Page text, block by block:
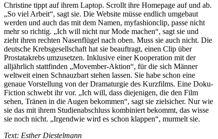
Christine tippt auf ihrem Laptop. Scrollt ihre Homepage auf und ab.
„So viel Arbeit“, sagt sie. Die Website müsse endlich umgebaut
werden und auch das mit dem Namen, myfashionclip, passe nicht
mehr so richtig. „Ich will nicht nur Mode machen“, sagt sie und
zieht ihren rechten Nasenflügel nach oben. Muss sie auch nicht. Die
deutsche Krebsgesellschaft hat sie beauftragt, einen Clip über
Prostatakrebs umzusetzen. Inklusive einer Kooperation mit der
alljährlich stattfinden „Movember-Aktion“, für die sich Männer
weltweit einen Schnauzbart stehen lassen. Sie habe schon eine
genaue Vorstellung von der Dramaturgie des Kurzfilms. Eine Doku-
Fiction schwebt ihr vor. „Ich will, dass diejenigen, die den Film
sehen, Tränen in die Augen bekommen“, sagt sie zielsicher. Nur wie
sie das mit ihrem Studienabschluss kombiniert bekommt, das wisse
sie noch nicht. „Irgendwie wird es schon klappen“, murmelt sie.
Text: Esther Diestelmann